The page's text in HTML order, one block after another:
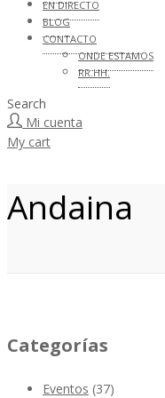
EN DIRECTO
BLOG
CONTACTO
ONDE ESTAMOS
RR.HH.
Search
Mi cuenta
My cart
Andaina
Categorías
Eventos (37)